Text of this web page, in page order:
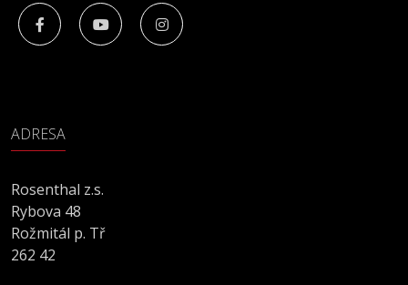
ADRESA
Rosenthal z.s.
Rybova 48
Rožmitál p. Tř
262 42